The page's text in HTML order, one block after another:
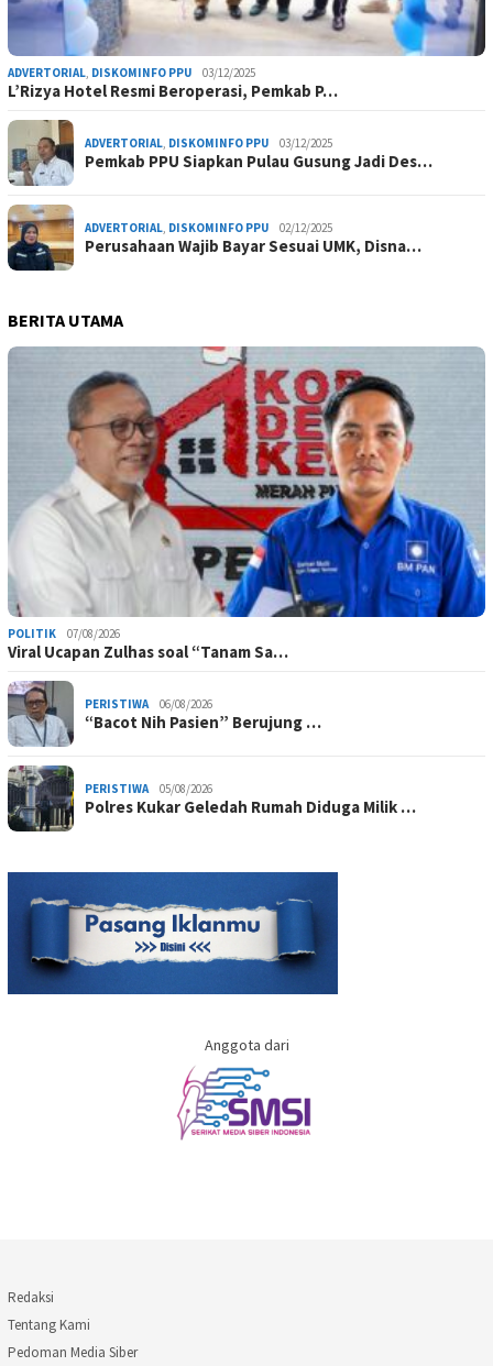
ADVERTORIAL, DISKOMINFO PPU 03/12/2025
L’Rizya Hotel Resmi Beroperasi, Pemkab P…
ADVERTORIAL, DISKOMINFO PPU 03/12/2025
Pemkab PPU Siapkan Pulau Gusung Jadi Des…
ADVERTORIAL, DISKOMINFO PPU 02/12/2025
Perusahaan Wajib Bayar Sesuai UMK, Disna…
BERITA UTAMA
POLITIK 07/08/2026
Viral Ucapan Zulhas soal “Tanam Sa…
PERISTIWA 06/08/2026
“Bacot Nih Pasien” Berujung …
PERISTIWA 05/08/2026
Polres Kukar Geledah Rumah Diduga Milik …
Anggota dari
Redaksi
Tentang Kami
Pedoman Media Siber